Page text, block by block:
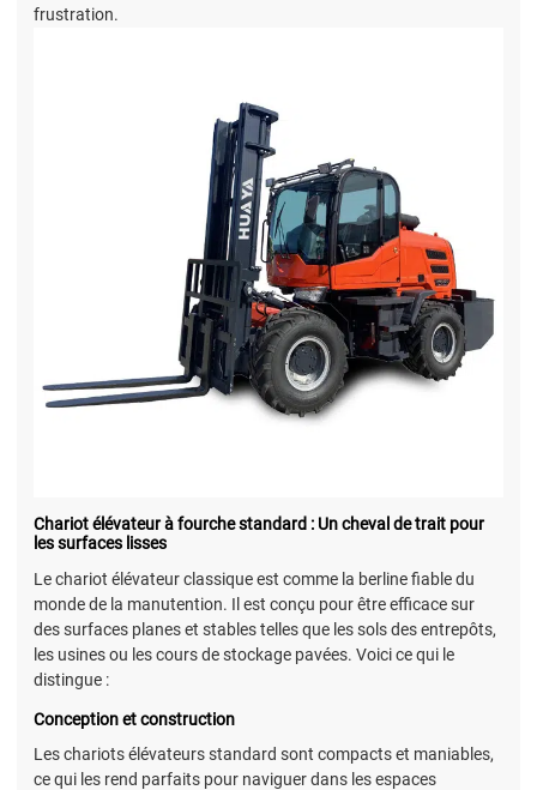
frustration.
Chariot élévateur à fourche standard : Un cheval de trait pour
les surfaces lisses
Le chariot élévateur classique est comme la berline fiable du
monde de la manutention. Il est conçu pour être efficace sur
des surfaces planes et stables telles que les sols des entrepôts,
les usines ou les cours de stockage pavées. Voici ce qui le
distingue :
Conception et construction
Les chariots élévateurs standard sont compacts et maniables,
ce qui les rend parfaits pour naviguer dans les espaces